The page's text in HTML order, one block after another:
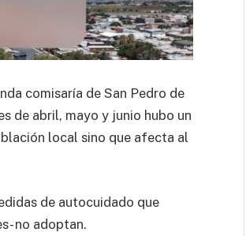
comisaría de San Pedro de
de abril, mayo y junio hubo un
local sino que afecta al
de autocuidado que
no adoptan.